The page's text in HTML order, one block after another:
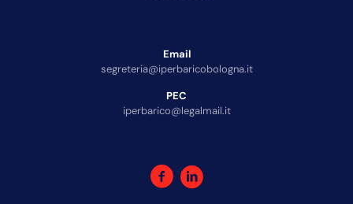
Email
segreteria@iperbaricobologna.it
PEC
iperbarico@legalmail.it